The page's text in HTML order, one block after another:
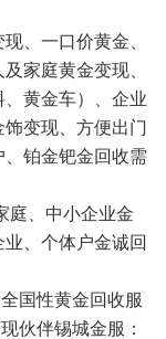
、一口价黄金、
家庭黄金变现、
黄金车）、企业
变现、方便出门
铂金钯金回收需
庭、中小企业金
、个体户金诚回
国性黄金回收服
伙伴锡城金服：